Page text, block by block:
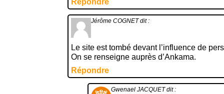
Répondre
Jérôme COGNET dit :
Le site est tombé devant l’influence de
On se renseigne auprès d’Ankama.
Répondre
Gwenael JACQUET dit :